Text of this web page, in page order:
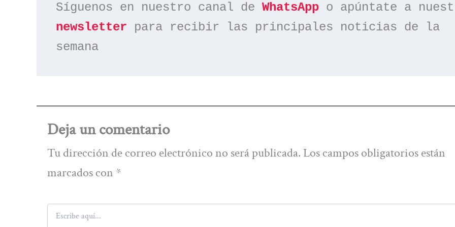
Síguenos en nuestro canal de WhatsApp
newsletter para recibir las principales noticias de la
semana
Deja un comentario
Tu dirección de correo electrónico no será publicada. Los campos obligatorios están
marcados con *
aquí...